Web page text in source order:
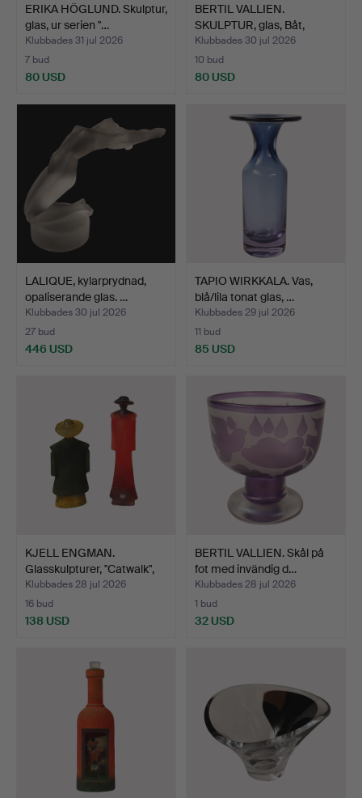
ERIKA HÖGLUND. Skulptur,
glas, ur serien "…
Klubbades 31 jul 2026
7 bud
80 USD
BERTIL VALLIEN.
SKULPTUR, glas, Båt,
osign…
Klubbades 30 jul 2026
10 bud
80 USD
LALIQUE, kylarprydnad,
opaliserande glas. …
Klubbades 30 jul 2026
27 bud
446 USD
TAPIO WIRKKALA. Vas,
blå/lila tonat glas, …
Klubbades 29 jul 2026
11 bud
85 USD
KJELL ENGMAN.
Glasskulpturer, "Catwalk",
s…
Klubbades 28 jul 2026
16 bud
138 USD
BERTIL VALLIEN. Skål på
fot med invändig d…
Klubbades 28 jul 2026
1 bud
32 USD